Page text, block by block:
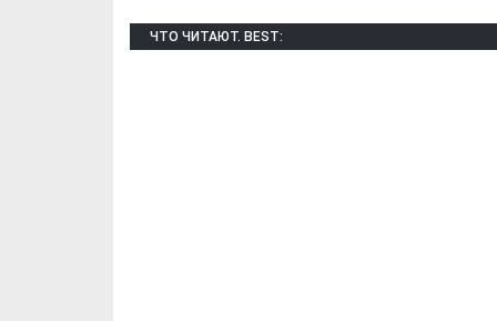
ЧТО ЧИТАЮТ. BEST: